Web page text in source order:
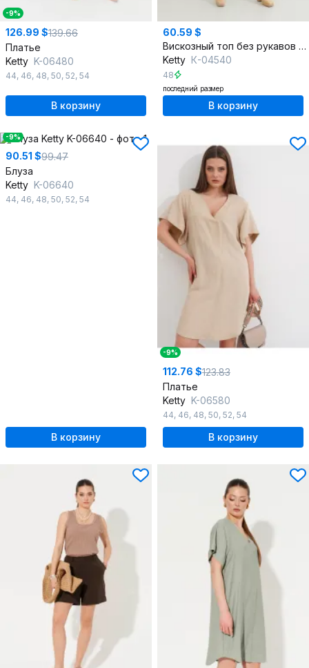
-9%
126.99 $139.66
Платье
Ketty K-06480
44, 46, 48, 50, 52, 54
В корзину
60.59 $
Вискозный топ без рукавов с драпировкой на бретелях
Ketty К-04540
48
последний размер
В корзину
-9%
90.51 $99.47
Блуза
Ketty K-06640
44, 46, 48, 50, 52, 54
В корзину
-9%
112.76 $123.83
Платье
Ketty K-06580
44, 46, 48, 50, 52, 54
В корзину